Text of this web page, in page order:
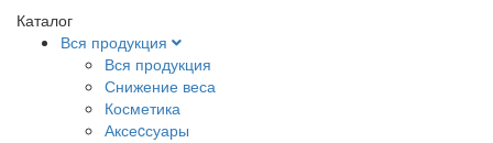
Каталог
Вся продукция
Вся продукция
Снижение веса
Косметика
Аксеcсуары